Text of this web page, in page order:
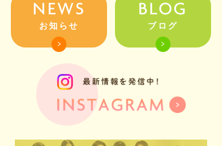
NEWS
お知らせ
BLOG
ブログ